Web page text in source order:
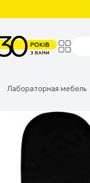
Поиск
Лабораторная мебель